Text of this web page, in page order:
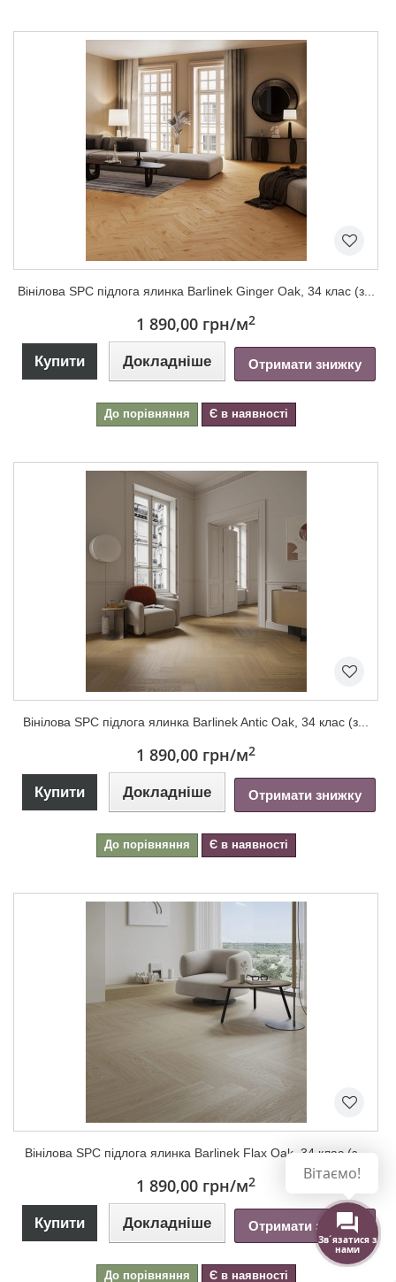
Вінілова SPC підлога ялинка Barlinek Ginger Oak, 34 клас (з...
1 890,00 грн/м2
Купити Докладніше Отримати знижку
До порівняння Є в наявності
Вінілова SPC підлога ялинка Barlinek Antic Oak, 34 клас (з...
1 890,00 грн/м2
Купити Докладніше Отримати знижку
До порівняння Є в наявності
Вінілова SPC підлога ялинка Barlinek Flax Oak, 34 клас (з...
1 890,00 грн/м2
Купити Докладніше Отримати знижку
До порівняння Є в наявності
Зв´язатися з
нами
Вітаємо!